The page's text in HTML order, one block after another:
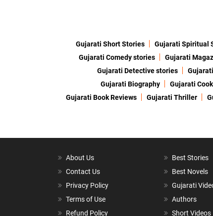
Gujarati Short Stories Gujarati Spiritual
Gujarati Comedy stories
Gujarati
Gujarati Detective stories
Gujarati Biography
Gujarati
Gujarati Book Reviews
Gujarati Thriller
About Us
Contact Us
Privacy Policy
Terms of Use
Refund Policy
Best Stories
Best Novels
Gujarati
Authors
Short Videos